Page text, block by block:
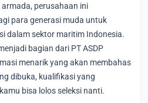
perusahaan ini
para generasi muda untuk
dalam sektor maritim Indonesia.
bagian dari PT ASDP
menarik yang akan membahas
dibuka, kualifikasi yang
bisa lolos seleksi nanti.